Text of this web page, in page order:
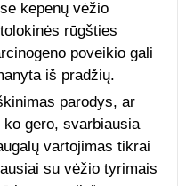
kepenų vėžio
rūgšties
poveikio gali
iš pradžių.
parodys, ar
gero, svarbiausia
vartojimas tikrai
su vėžio tyrimais